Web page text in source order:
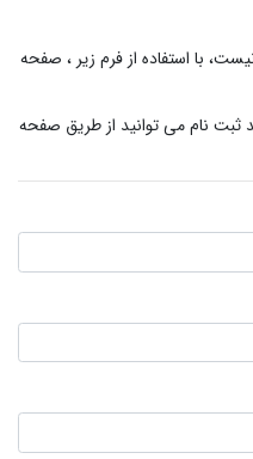
با استفاده از فرم زیر ، صفحه
ثبت نام می توانید از طریق صفحه